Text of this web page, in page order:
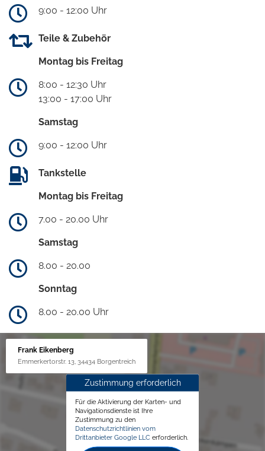
9:00 - 12:00 Uhr
Teile & Zubehör
Montag bis Freitag
8:00 - 12:30 Uhr
13:00 - 17:00 Uhr
Samstag
9:00 - 12:00 Uhr
Tankstelle
Montag bis Freitag
7.00 - 20.00 Uhr
Samstag
8.00 - 20.00
Sonntag
8.00 - 20.00 Uhr
Frank Eikenberg
Emmerkertorstr. 13, 34434 Borgentreich
Zustimmung erforderlich
Für die Aktivierung der Karten- und
Navigationsdienste ist Ihre
Zustimmung zu den
Datenschutzrichtlinien vom
Drittanbieter Google LLC erforderlich.